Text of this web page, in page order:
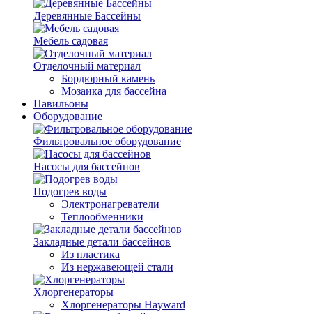
Деревянные Бассейны
Мебель садовая
Отделочный материал
Бордюрный камень
Мозаика для бассейна
Павильоны
Оборудование
Фильтровальное оборудование
Насосы для бассейнов
Подогрев воды
Электронагреватели
Теплообменники
Закладные детали бассейнов
Из пластика
Из нержавеющей стали
Хлоргенераторы
Хлоргенераторы Hayward